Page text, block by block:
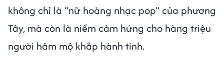
không chỉ là “nữ hoàng nhạc pop” của phương
Tây, mà còn là niềm cảm hứng cho hàng triệu
người hâm mộ khắp hành tinh.